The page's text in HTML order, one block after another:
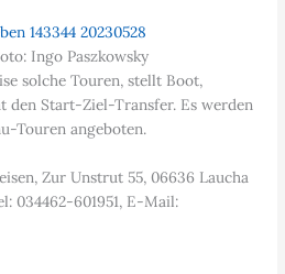
Ingo Paszkowsky
solche Touren, stellt Boot,
den Start-Ziel-Transfer. Es werden
Touren angeboten.
Zur Unstrut 55, 06636 Laucha
034462-601951, E-Mail: